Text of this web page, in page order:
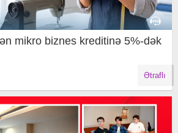
mikro biznes kreditinə 5%-dək
Ətraflı